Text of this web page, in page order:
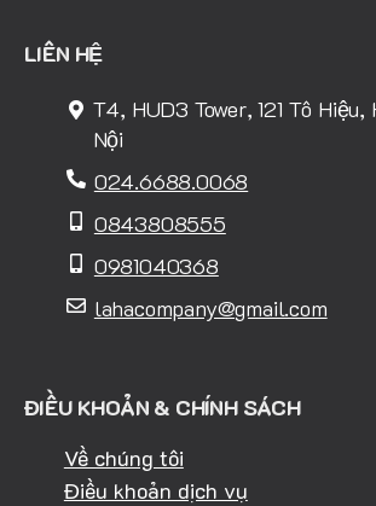
LIÊN HỆ
T4, HUD3 Tower, 121 Tô Hiệu,
Nội
024.6688.0068
0843808555
0981040368
lahacompany@gmail.com
ĐIỀU KHOẢN & CHÍNH SÁCH
Về chúng tôi
Điều khoản dịch vụ